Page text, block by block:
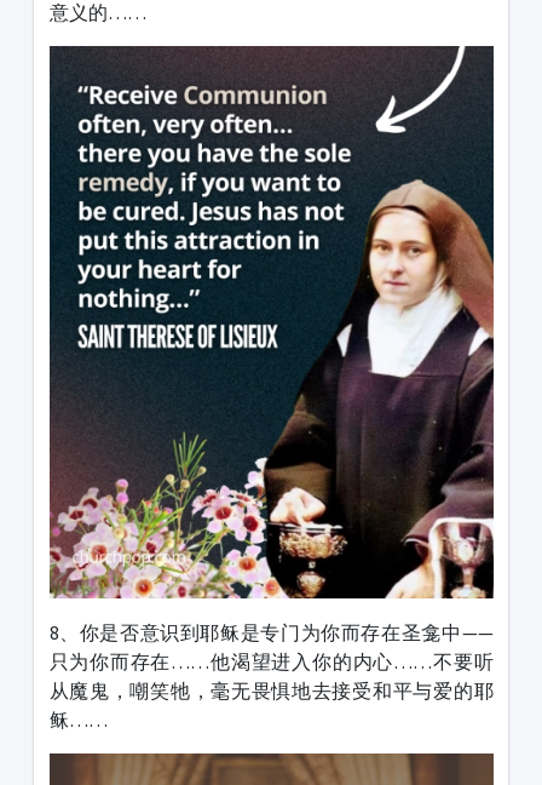
意义的……
8、你是否意识到耶稣是专门为你而存在圣龛中——
只为你而存在……他渴望进入你的内心……不要听
从魔鬼，嘲笑牠，毫无畏惧地去接受和平与爱的耶
稣……